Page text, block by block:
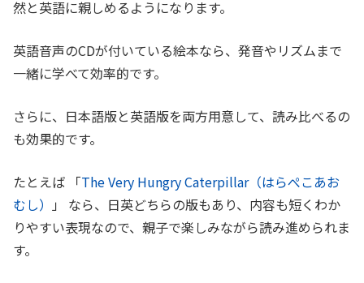
然と英語に親しめるようになります。
英語音声のCDが付いている絵本なら、発音やリズムまで
一緒に学べて効率的です。
さらに、日本語版と英語版を両方用意して、読み比べるの
も効果的です。
たとえば 「The Very Hungry Caterpillar（はらぺこあお
むし）
」 なら、日英どちらの版もあり、内容も短くわか
りやすい表現なので、親子で楽しみながら読み進められま
す。